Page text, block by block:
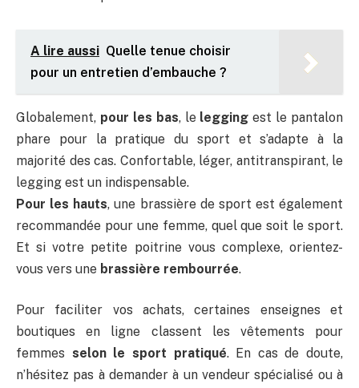
A lire aussi Quelle tenue choisir
pour un entretien d’embauche ?
Globalement, pour les bas, le leggingest le pantalon
phare pour la pratique du sport et s’adapte à la
majorité des cas. Confortable, léger, antitranspirant, le
legging est un indispensable.
Pour les hauts, une brassière de sport est également
recommandée pour une femme, quel que soit le sport.
Et si votre petite poitrine vous complexe, orientez-
vous vers une brassière rembourrée.
Pour faciliter vos achats, certaines enseignes et
boutiques en ligne classent les vêtements pour
femmes selon le sport pratiqué. En cas de doute,
n’hésitez pas à demander à un vendeur spécialisé ou à